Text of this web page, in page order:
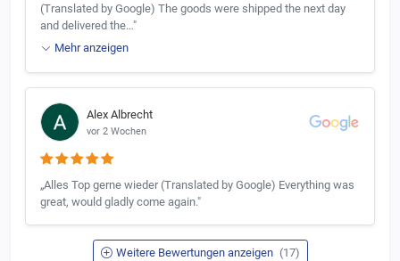
(Translated by Google) The goods were shipped the next day
and delivered the…"
Mehr anzeigen
Alex Albrecht
vor 2 Wochen
„Alles Top gerne wieder (Translated by Google) Everything was
great, would gladly come again."
Weitere Bewertungen anzeigen (17)